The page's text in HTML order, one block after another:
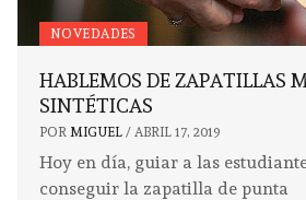
NOVEDADES
HABLEMOS DE ZAPATILLAS
SINTÉTICAS
POR MIGUEL / ABRIL 17, 2019
Hoy en día, guiar a las
conseguir la zapatilla de punta